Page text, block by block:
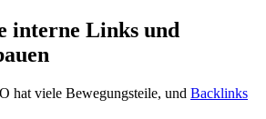
interne Links und
hat viele Bewegungsteile, und Backlinks